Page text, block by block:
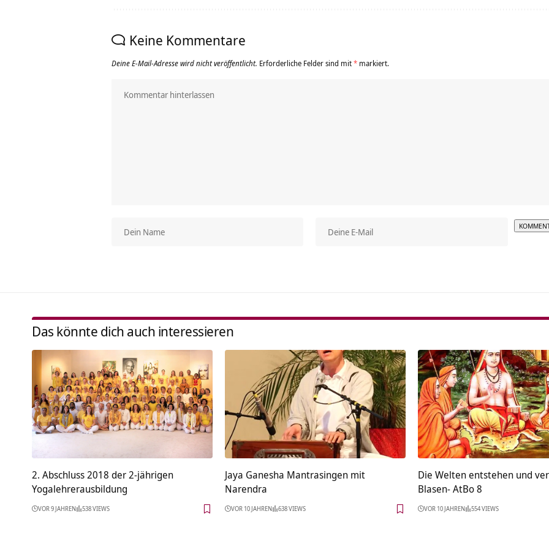
Keine Kommentare
Deine E-Mail-Adresse wird nicht veröffentlicht. Erforderliche Felder sind mit* markiert.
Das könnte dich auch interessieren
2. Abschluss 2018 der 2-jährigen
Yogalehrerausbildung
VOR 9 JAHREN 538 VIEWS
Jaya Ganesha Mantrasingen mit
Narendra
VOR 10 JAHREN 638 VIEWS
Die Welten entstehen und
Blasen- AtBo 8
VOR 10 JAHREN 554 VIEWS